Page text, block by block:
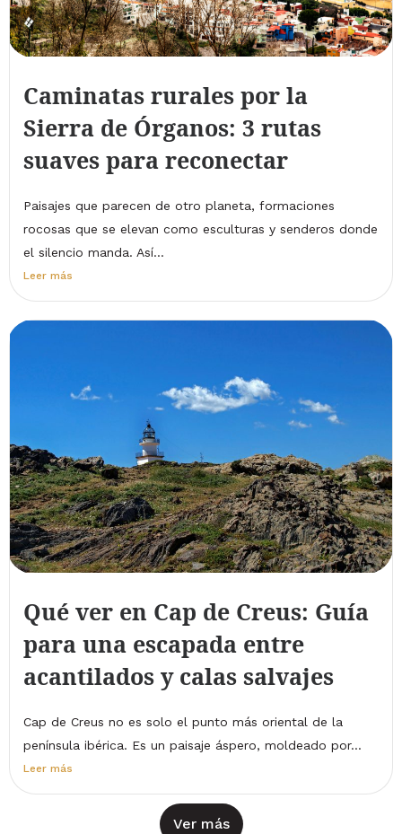
Caminatas rurales por la
Sierra de Órganos: 3 rutas
suaves para reconectar
Paisajes que parecen de otro planeta, formaciones
rocosas que se elevan como esculturas y senderos donde
el silencio manda. Así...
Leer más
Qué ver en Cap de Creus: Guía
para una escapada entre
acantilados y calas salvajes
Cap de Creus no es solo el punto más oriental de la
península ibérica. Es un paisaje áspero, moldeado por...
Leer más
Ver más